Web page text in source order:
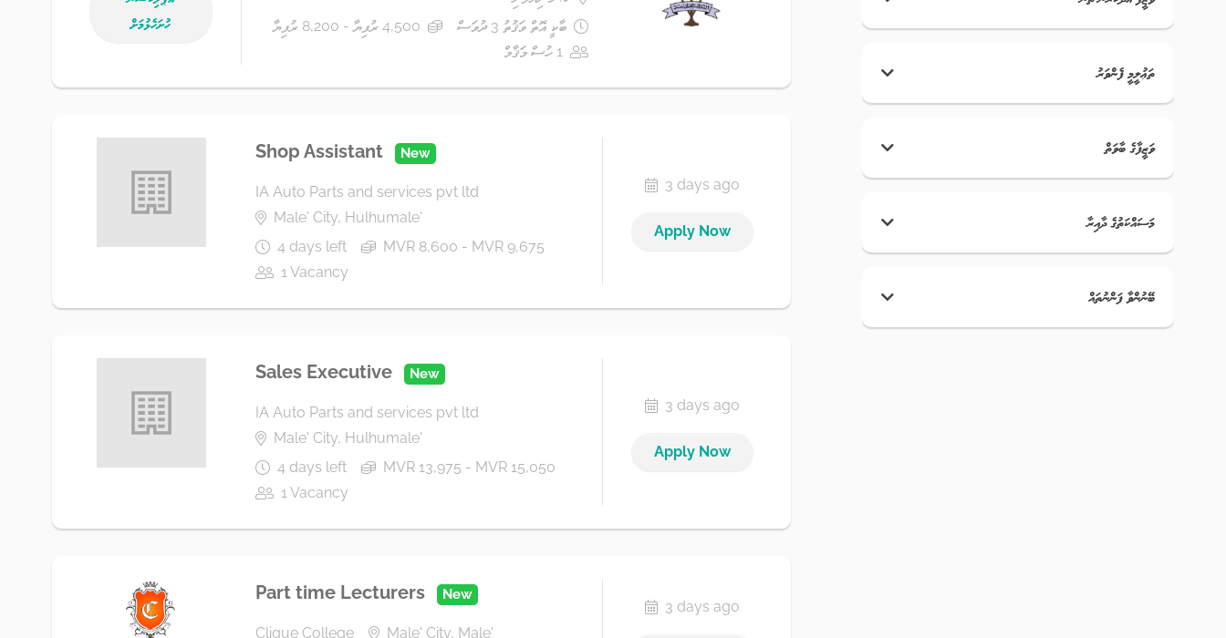
ތަޢުލީމީ ފެންވަރު
ވަޒީފާގެ ބާވަތް
މަސައްކަތުގެ ދާއިރާ
ބޭނުންވާ ފަންނުތައް
ބާކީ އޮތް ވަޤުތު 3 ދުވަސް
4,500 ރުފިޔާ - 8,200 ރުފިޔާ
1 ހުސް މަޤާމް
ހުށަހެޅުމަށް
Shop Assistant New
IA Auto Parts and services pvt ltd
Male' City, Hulhumale'
4 days left
MVR 8,600 - MVR 9,675
1 Vacancy
3 days ago
Apply Now
Sales Executive New
IA Auto Parts and services pvt ltd
Male' City, Hulhumale'
4 days left
MVR 13,975 - MVR 15,050
1 Vacancy
3 days ago
Apply Now
Part time Lecturers New
Clique College
Male' City, Male'
3 days ago